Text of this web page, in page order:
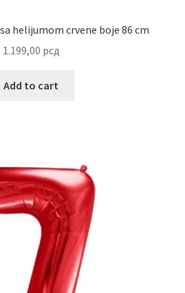
helijumom crvene boje 86 cm
1.199,00 рсд
Add to cart